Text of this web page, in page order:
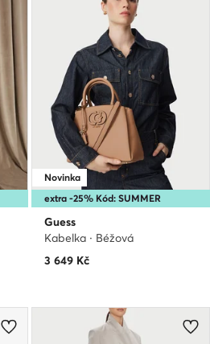
extra -25% Kód: SUMMER
Novinka
Guess
Kabelka · Béžová
3 649 Kč